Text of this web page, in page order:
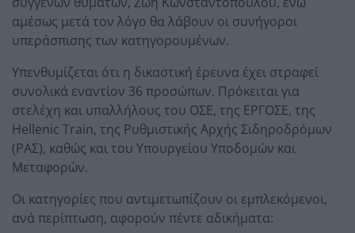
αμέσως μετά τον λόγο θα λάβουν οι συνήγοροι
υπεράσπισης των κατηγορουμένων.
Υπενθυμίζεται ότι η δικαστική έρευνα έχει στραφεί
συνολικά εναντίον 36 προσώπων. Πρόκειται για
στελέχη και υπαλλήλους του ΟΣΕ, της ΕΡΓΟΣΕ, της
Hellenic Train, της Ρυθμιστικής Αρχής Σιδηροδρόμων
(ΡΑΣ), καθώς και του Υπουργείου Υποδομών και
Μεταφορών.
Οι κατηγορίες που αντιμετωπίζουν οι εμπλεκόμενοι,
ανά περίπτωση, αφορούν πέντε αδικήματα: